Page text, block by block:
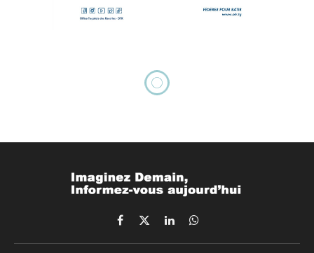
Rebranding Africa Forum :
entre héritage et renouveau,
Thierry Hot passe le flambeau
By Cyrille Djami 12 novembre 2025 Updated: 31 juillet